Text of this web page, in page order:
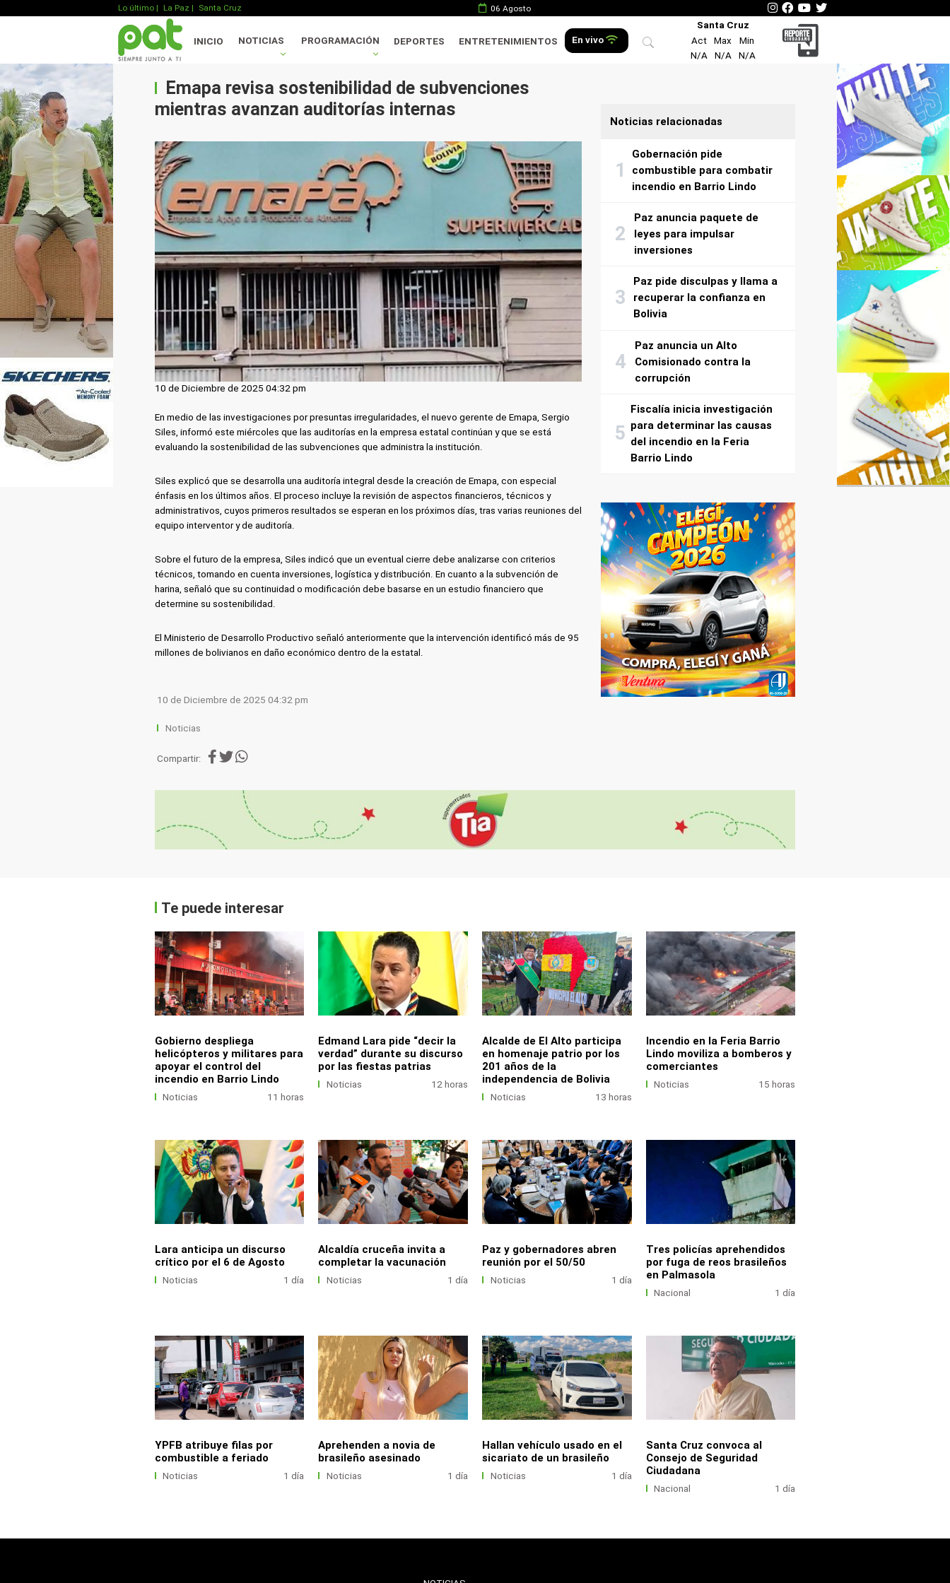
Lo último | La Paz | Santa Cruz 06 Agosto
INICIO NOTICIAS PROGRAMACIÓN DEPORTES ENTRETENIMIENTOS En vivo
Santa Cruz
Act
Max
Min
N/A
N/A N/A
Emapa revisa sostenibilidad de subvenciones
mientras avanzan auditorías internas
10 de Diciembre de 2025 04:32 pm
En medio de las investigaciones por presuntas irregularidades, el nuevo gerente de Emapa, Sergio
Siles, informó este miércoles que las auditorías en la empresa estatal continúan y que se está
evaluando la sostenibilidad de las subvenciones que administra la institución.
Siles explicó que se desarrolla una auditoría integral desde la creación de Emapa, con especial
énfasis en los últimos años. El proceso incluye la revisión de aspectos financieros, técnicos y
administrativos, cuyos primeros resultados se esperan en los próximos días, tras varias reuniones del
equipo interventor y de auditoría.
Sobre el futuro de la empresa, Siles indicó que un eventual cierre debe analizarse con criterios
técnicos, tomando en cuenta inversiones, logística y distribución. En cuanto a la subvención de
harina, señaló que su continuidad o modificación debe basarse en un estudio financiero que
determine su sostenibilidad.
El Ministerio de Desarrollo Productivo señaló anteriormente que la intervención identificó más de 95
millones de bolivianos en daño económico dentro de la estatal.
10 de Diciembre de 2025 04:32 pm
Noticias
Compartir:
Noticias relacionadas
Gobernación pide
combustible para combatir
incendio en Barrio Lindo
Paz anuncia paquete de
leyes para impulsar
inversiones
Paz pide disculpas y llama a
recuperar la confianza en
Bolivia
Paz anuncia un Alto
Comisionado contra la
corrupción
Fiscalía inicia investigación
para determinar las causas
del incendio en la Feria
Barrio Lindo
Te puede interesar
Gobierno despliega
helicópteros y militares para
apoyar el control del
incendio en Barrio Lindo
Noticias 11 horas
Edmand Lara pide “decir la
verdad” durante su discurso
por las fiestas patrias
Noticias 12 horas
Alcalde de El Alto participa
en homenaje patrio por los
201 años de la
independencia de Bolivia
Noticias 13 horas
Incendio en la Feria Barrio
Lindo moviliza a bomberos y
comerciantes
Noticias 15 horas
Lara anticipa un discurso
crítico por el 6 de Agosto
Noticias 1 día
Alcaldía cruceña invita a
completar la vacunación
Noticias 1 día
Paz y gobernadores abren
reunión por el 50/50
Noticias 1 día
Tres policías aprehendidos
por fuga de reos brasileños
en Palmasola
Nacional 1 día
YPFB atribuye filas por
combustible a feriado
Noticias 1 día
Aprehenden a novia de
brasileño asesinado
Noticias 1 día
Hallan vehículo usado en el
sicariato de un brasileño
Noticias 1 día
Santa Cruz convoca al
Consejo de Seguridad
Ciudadana
Nacional 1 día